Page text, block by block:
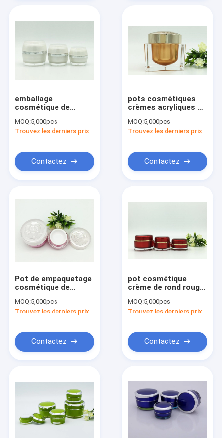
Au sujet de nous
Visite d'usine
Demandez une citation
Bouteille privée d'air
pot cosmétique
Bouteille acrylique
Petit pain sur la bouteille
emballage
cosmétique de
30g 50g de perle de
soins de la peau
MOQ:5,000pcs
Trouvez les derniers prix
Contactez
pots cosmétiques
crèmes acryliques en
bouteilles de lotion
carrée de luxe de
MOQ:5,000pcs
Trouvez les derniers prix
Contactez
Pot de empaquetage
cosmétique de
15g 30g 50g de jarFor
de soins de la peau
marché de visage
MOQ:5,000pcs
Trouvez les derniers prix
Contactez
pot cosmétique
crème de rond rouge
15g 30g 50g
MOQ:5,000pcs
Trouvez les derniers prix
Contactez